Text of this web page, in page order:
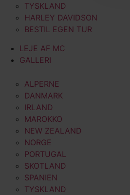
TYSKLAND
HARLEY DAVIDSON
BESTIL EGEN TUR
LEJE AF MC
GALLERI
ALPERNE
DANMARK
IRLAND
MAROKKO
NEW ZEALAND
NORGE
PORTUGAL
SKOTLAND
SPANIEN
TYSKLAND